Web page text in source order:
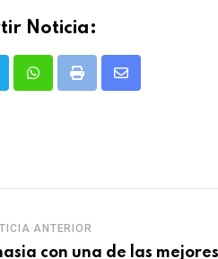
Noticia:
WhatsappPrint
Share
ANTERIOR
con una de las mejores